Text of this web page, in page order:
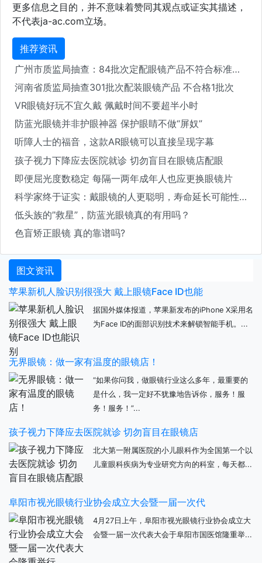
更多信息之目的，并不意味着赞同其观点或证实其描述，
不代表ja-ac.com立场。
推荐资讯
广州市质监局抽查：84批次定配眼镜产品不符合标准要求
河南省质监局抽查301批次配装眼镜产品 不合格1批次
VR眼镜好玩不宜久戴 佩戴时间不要超半小时
防蓝光眼镜并非护眼神器 保护眼睛不做“屏奴”
听障人士的福音，这款AR眼镜可以直接呈现字幕
孩子视力下降应去医院就诊 切勿盲目在眼镜店配眼
即便屈光度数稳定 每隔一两年成年人也应更换眼镜片
科学家终于证实：戴眼镜的人更聪明，寿命延长可能性也大大增加！
低头族的”救星”，防蓝光眼镜真的有用吗？
色盲矫正眼镜 真的靠谱吗?
图文资讯
苹果新机人脸识别很强大 戴上眼镜Face ID也能
据国外媒体报道，苹果新发布的iPhone X采用名
为Face ID的面部识别技术来解锁智能手机。...
无界眼镜：做一家有温度的眼镜店！
“如果你问我，做眼镜行业这么多年，最重要的
是什么，我一定好不犹豫地告诉你，服务！服
务！服务！”...
孩子视力下降应去医院就诊 切勿盲目在眼镜店
北大第一附属医院的小儿眼科作为全国第一个以
儿童眼科疾病为专业研究方向的科室，每天都...
阜阳市视光眼镜行业协会成立大会暨一届一次代
4月27日上午，阜阳市视光眼镜行业协会成立大
会暨一届一次代表大会于阜阳市国医馆隆重举...